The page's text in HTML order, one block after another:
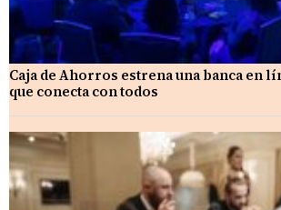
Caja de Ahorros estrena una banca en
que conecta con todos